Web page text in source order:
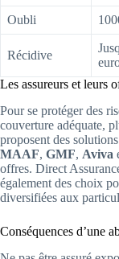
Oubli
Récidive
Les assureurs et leurs
Pour se protéger des
couverture adéquate,
proposent des
MAAF, GMF, Aviva
offres. Direct
également des choix
diversifiées aux
Conséquences d’une